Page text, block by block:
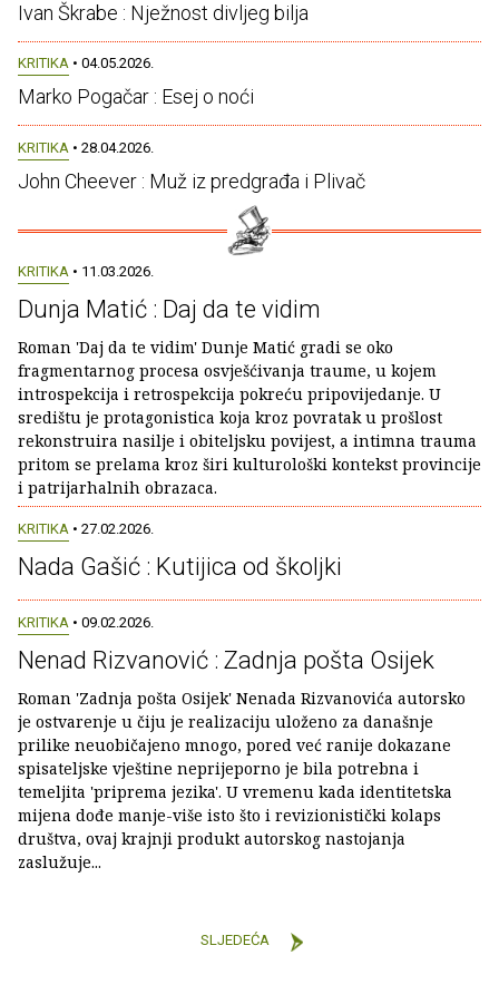
Ivan Škrabe : Nježnost divljeg bilja
KRITIKA • 04.05.2026.
Marko Pogačar : Esej o noći
KRITIKA • 28.04.2026.
John Cheever : Muž iz predgrađa i Plivač
KRITIKA • 11.03.2026.
Dunja Matić : Daj da te vidim
Roman 'Daj da te vidim' Dunje Matić gradi se oko
fragmentarnog procesa osvješćivanja traume, u kojem
introspekcija i retrospekcija pokreću pripovijedanje. U
središtu je protagonistica koja kroz povratak u prošlost
rekonstruira nasilje i obiteljsku povijest, a intimna trauma
pritom se prelama kroz širi kulturološki kontekst provincije
i patrijarhalnih obrazaca.
KRITIKA • 27.02.2026.
Nada Gašić : Kutijica od školjki
KRITIKA • 09.02.2026.
Nenad Rizvanović : Zadnja pošta Osijek
Roman 'Zadnja pošta Osijek' Nenada Rizvanovića autorsko
je ostvarenje u čiju je realizaciju uloženo za današnje
prilike neuobičajeno mnogo, pored već ranije dokazane
spisateljske vještine neprijeporno je bila potrebna i
temeljita 'priprema jezika'. U vremenu kada identitetska
mijena dođe manje-više isto što i revizionistički kolaps
društva, ovaj krajnji produkt autorskog nastojanja
zaslužuje...
SLJEDEĆA